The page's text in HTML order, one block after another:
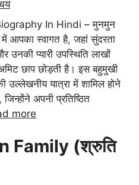
In Hindi – मुनमुन
में आपका स्वागत है, जहां सुंदरता
उनकी प्यारी उपस्थिति लाखों
छाप छोड़ती है। इस बहुमुखी
उल्लेखनीय यात्रा में शामिल होने
अपनी प्रतिष्ठित
more
Family (श्रुति